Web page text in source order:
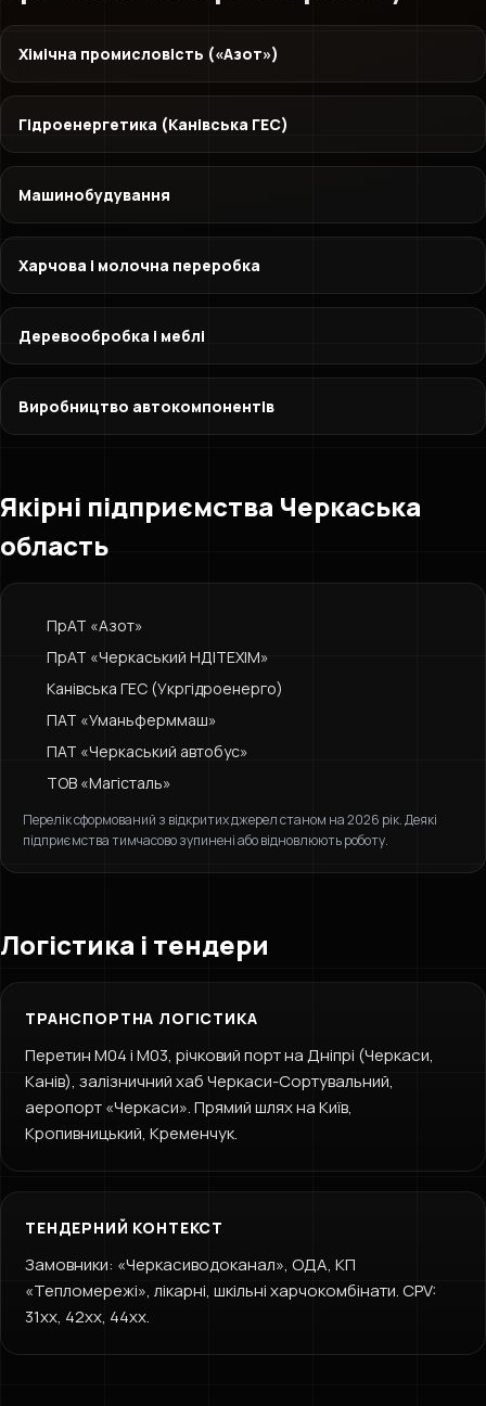
Хімічна промисловість («Азот»)
Гідроенергетика (Канівська ГЕС)
Машинобудування
Харчова і молочна переробка
Деревообробка і меблі
Виробництво автокомпонентів
Якірні підприємства Черкаська
область
ПрАТ «Азот»
ПрАТ «Черкаський НДІТЕХІМ»
Канівська ГЕС (Укргідроенерго)
ПАТ «Уманьферммаш»
ПАТ «Черкаський автобус»
ТОВ «Магісталь»
Перелік сформований з відкритих джерел станом на 2026 рік. Деякі
підприємства тимчасово зупинені або відновлюють роботу.
Логістика і тендери
ТРАНСПОРТНА ЛОГІСТИКА
Перетин М04 і М03, річковий порт на Дніпрі (Черкаси,
Канів), залізничний хаб Черкаси-Сортувальний,
аеропорт «Черкаси». Прямий шлях на Київ,
Кропивницький, Кременчук.
ТЕНДЕРНИЙ КОНТЕКСТ
Замовники: «Черкасиводоканал», ОДА, КП
«Тепломережі», лікарні, шкільні харчокомбінати. CPV:
31xx, 42xx, 44xx.